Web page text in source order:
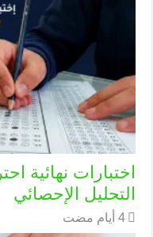
اختبارات نهائية
التحليل الإحصائي
‏4 أيام مضت